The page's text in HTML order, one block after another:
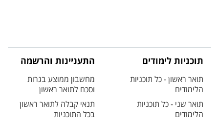
תוכניות לימודים
תואר ראשון - כל תוכניות
הלימודים
תואר שני - כל תוכניות
הלימודים
התעניינות והרשמה
מחשבון ממוצע בגרות
וסכם לתואר ראשון
תנאי קבלה לתואר ראשון
בכל התוכניות